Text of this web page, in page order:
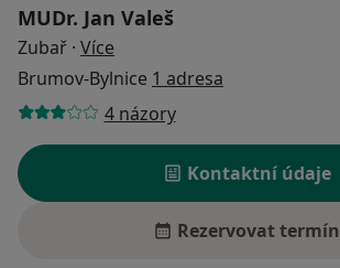
MUDr. Jan Valeš
Zubař · Více
Brumov-Bylnice 1 adresa
4 názory
Kontaktní údaje
Rezervovat termín